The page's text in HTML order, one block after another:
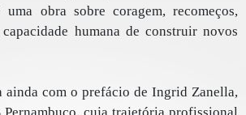
uma obra sobre coragem, recomeços,
humana de construir novos
ainda com o prefácio de Ingrid Zanella,